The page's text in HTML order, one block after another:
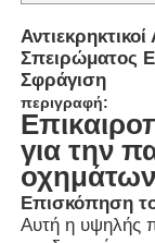
Σπειρώματος
Σφράγιση
περιγραφή:
για την
οχημάτων
Επισκόπηση
Αυτή η υψηλής